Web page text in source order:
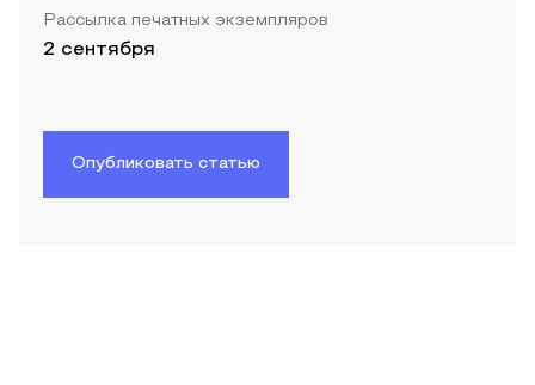
Рассылка печатных экземпляров
2 сентября
Опубликовать статью